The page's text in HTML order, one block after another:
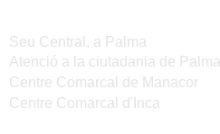
Seu Central, a Palma
Atenció a la ciutadania de Palma
Centre Comarcal de Manacor
Centre Comarcal d'Inca